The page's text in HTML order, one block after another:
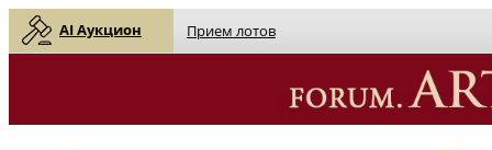
AI Аукцион Прием лотов